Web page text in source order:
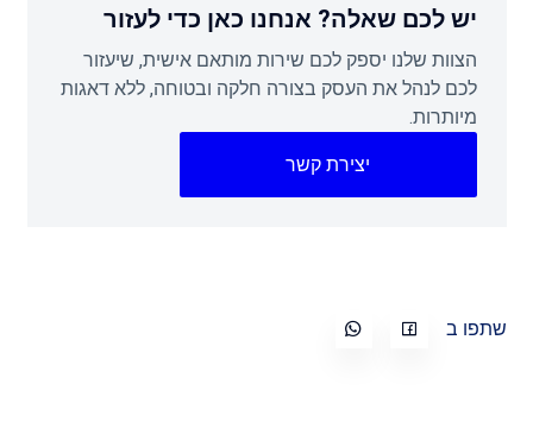
יש לכם שאלה? אנחנו כאן כדי לעזור
הצוות שלנו יספק לכם שירות מותאם אישית, שיעזור
לכם לנהל את העסק בצורה חלקה ובטוחה, ללא דאגות
מיותרות.
יצירת קשר
שתפו ב